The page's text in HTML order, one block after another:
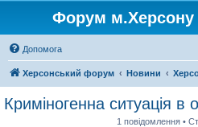
Форум м.Херсону
Допомога
Херсонський форум Новини
Криміногенна ситуація в
1 повідомлення •